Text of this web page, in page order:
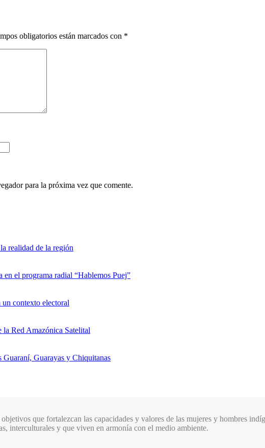
obligatorios están marcados con *
para la próxima vez que comente.
realidad de la región
en el programa radial “Hablemos Puej”
contexto electoral
la Red Amazónica Satelital
Guarayas y Chiquitanas
que fortalezcan las capacidades y valores de las mujeres y hombres
interculturales y que viven en armonía con el medio ambiente.